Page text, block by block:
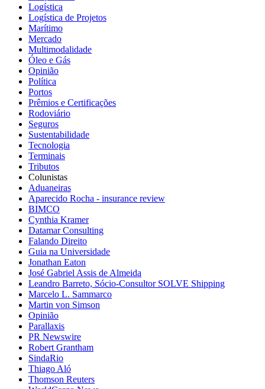
Logística
Logística de Projetos
Marítimo
Mercado
Multimodalidade
Óleo e Gás
Opinião
Política
Portos
Prêmios e Certificações
Rodoviário
Seguros
Sustentabilidade
Tecnologia
Terminais
Tributos
Colunistas
Aduaneiras
Aparecido Rocha - insurance review
BIMCO
Cynthia Kramer
Datamar Consulting
Falando Direito
Guia na Universidade
Jonathan Eaton
José Gabriel Assis de Almeida
Leandro Barreto, Sócio-Consultor SOLVE Shipping
Marcelo L. Sammarco
Martin von Simson
Opinião
Parallaxis
PR Newswire
Robert Grantham
SindaRio
Thiago Aló
Thomson Reuters